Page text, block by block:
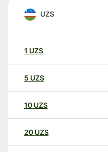
UZS
1 UZS
5 UZS
10 UZS
20 UZS